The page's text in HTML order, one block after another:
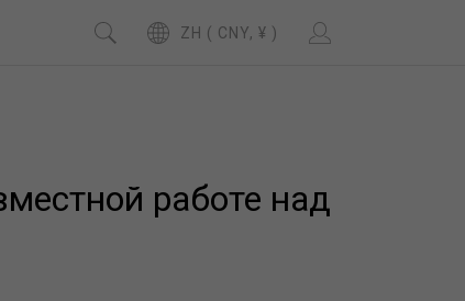
ZH ( CNY, ¥ )
работе над